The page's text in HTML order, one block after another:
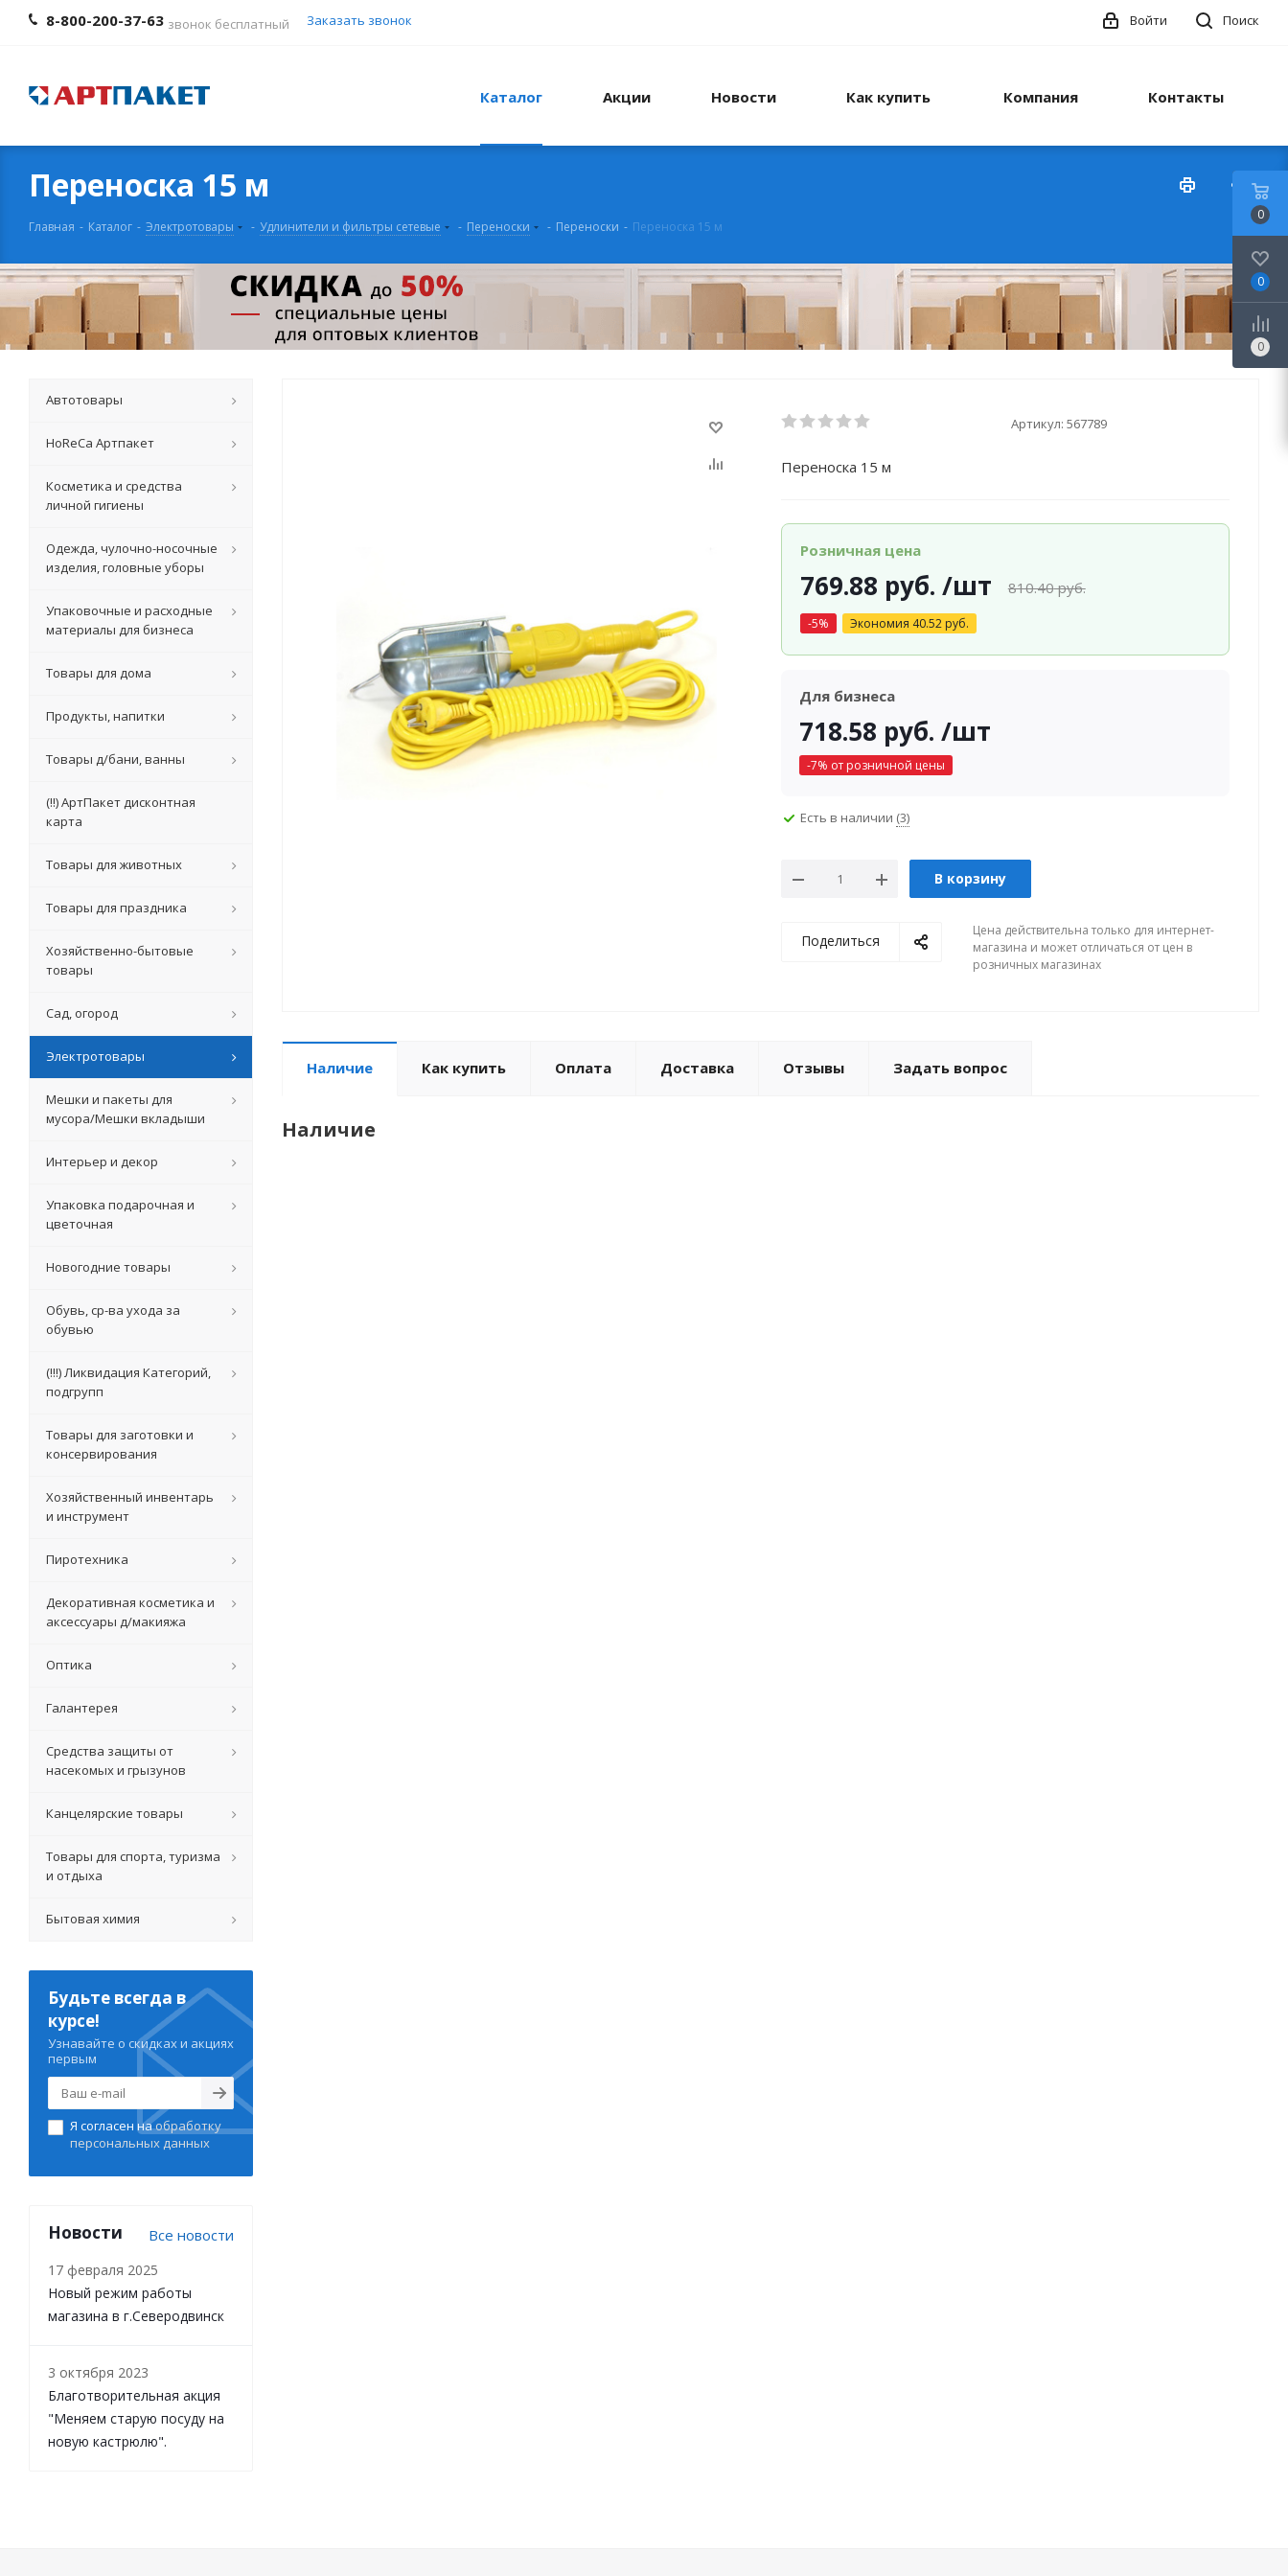
8-800-200-37-63 звонок бесплатный Заказать звонок Поиск
Войти
Каталог Акции Новости Как купить Компания Контакты
Переноска 15 м
Главная - Каталог - Электротовары - Удлинители и фильтры сетевые - Переноски - Переноски - Переноска 15 м
Артикул: 567789
Переноска 15 м
Розничная цена
769.88 руб. /шт 810.40руб.
-5% Экономия 40.52руб.
Для бизнеса
718.58 руб. /шт
-7% от розничной цены
Есть в наличии (3)
В корзину
Поделиться
Цена действительна только для интернет-
магазина и может отличаться от цен в
розничных магазинах
Наличие Как купить Оплата Доставка Отзывы Задать вопрос
Наличие
Автотовары
HoReCa Артпакет
Косметика и средства
личной гигиены
Одежда, чулочно-носочные
изделия, головные уборы
Упаковочные и расходные
материалы для бизнеса
Товары для дома
Продукты, напитки
Товары д/бани, ванны
(!!) АртПакет дисконтная
карта
Товары для животных
Товары для праздника
Хозяйственно-бытовые
товары
Сад, огород
Электротовары
Мешки и пакеты для
мусора/Мешки вкладыши
Интерьер и декор
Упаковка подарочная и
цветочная
Новогодние товары
Обувь, ср-ва ухода за
обувью
(!!!) Ликвидация Категорий,
подгрупп
Товары для заготовки и
консервирования
Хозяйственный инвентарь
и инструмент
Пиротехника
Декоративная косметика и
аксессуары д/макияжа
Оптика
Галантерея
Средства защиты от
насекомых и грызунов
Канцелярские товары
Товары для спорта, туризма
и отдыха
Бытовая химия
Будьте всегда в
курсе!
Узнавайте о скидках и акциях
первым
Я согласен наобработку
персональных данных
Новости Все новости
17 февраля 2025
Новый режим работы
магазина в г.Северодвинск
3 октября 2023
Благотворительная акция
"Меняем старую посуду на
новую кастрюлю".
0
0
0